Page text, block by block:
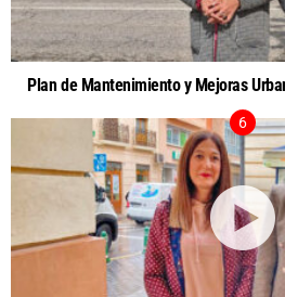
Plan de Mantenimiento y Mejoras